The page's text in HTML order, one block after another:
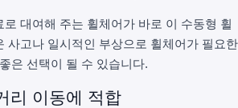
대여해 주는 휠체어가 바로 이 수동형 휠
사고나 일시적인 부상으로 휠체어가 필요한
은 선택이 될 수 있습니다.
리 이동에 적합